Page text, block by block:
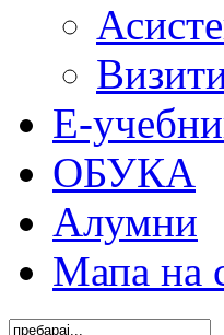
Е-
ОБУКА
Алумни
Мапа на